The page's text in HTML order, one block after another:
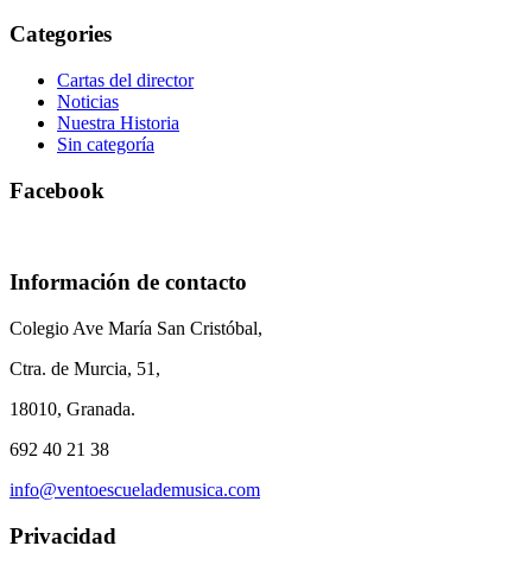
Categories
Cartas del director
Noticias
Nuestra Historia
Sin categoría
Facebook
Información de contacto
Colegio Ave María San Cristóbal,
Ctra. de Murcia, 51,
18010, Granada.
692 40 21 38
info@ventoescuelademusica.com
Privacidad